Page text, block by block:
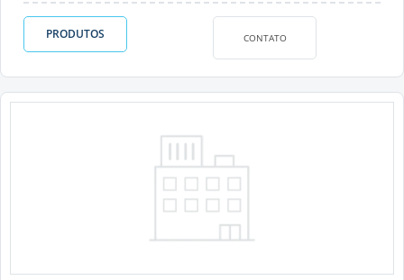
PRODUTOS CONTATO